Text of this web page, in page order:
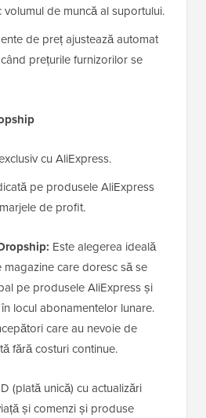
volumul de muncă al suportului.
de preț ajustează automat
prețurile furnizorilor se
cu AliExpress.
pe produsele AliExpress
de profit.
Este alegerea ideală
care doresc să se
pe produsele AliExpress și
locul abonamentelor lunare.
care au nevoie de
fără costuri continue.
(plată unică) cu actualizări
și comenzi și produse